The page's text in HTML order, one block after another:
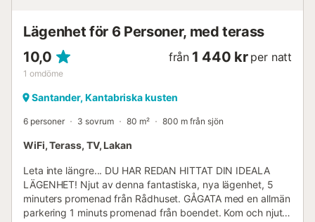
Lägenhet för 6 Personer, med terass
10,0
1 omdöme
från 1 440 kr per natt
Santander, Kantabriska kusten
6 personer 3 sovrum 80 m² 800 m från sjön
WiFi, Terass, TV, Lakan
Leta inte längre... DU HAR REDAN HITTAT DIN IDEALA
LÄGENHET! Njut av denna fantastiska, nya lägenhet, 5
minuters promenad från Rådhuset. GÅGATA med en allmän
parkering 1 minuts promenad från boendet. Kom och njut